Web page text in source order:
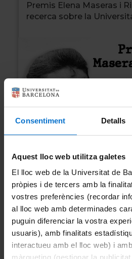
Consentiment Detalls
Aquest lloc web utilitza galetes
El lloc web de la Universitat de
pròpies i de tercers amb la
vostres preferències (recordar
al lloc web amb determinades
puguin diferenciar la vostra
usuaris), amb finalitats
interactueu amb el lloc web) i
màrqueting (gestionar la publicitat
Premis Elena Maseras i
recerca sobre la
Dates:
Calendari de
sol·licituds:
Obertura:
2025.
Tancament:
de 2026.